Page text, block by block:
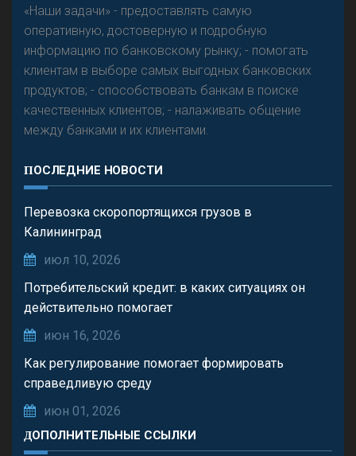
«Наши задачи» - предоставлять самую
оперативную, достоверную и подробную
информацию по банковскому рынку; - помогать
клиентам в выборе самых выгодных банковских
продуктов; - способствовать банкам в поиске
качественных клиентов; - налаживать общение
между банками и их клиентами.
ПОСЛЕДНИЕ НОВОСТИ
Перевозка скоропортящихся грузов в
Калининград
июл 10, 2026
Потребительский кредит: в каких ситуациях он
действительно помогает
июн 16, 2026
Как регулирование помогает формировать
справедливую среду
июн 01, 2026
ДОПОЛНИТЕЛЬНЫЕ ССЫЛКИ